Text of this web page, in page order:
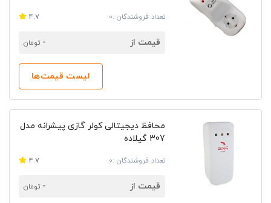
تعداد فروشندگان :0 4.7
قیمت از - تومان
لیست قیمت‌ها
محافظ دیجیتالی کولر گازی پیشرانه مدل
307 گیلاده
تعداد فروشندگان :0 4.7
قیمت از - تومان